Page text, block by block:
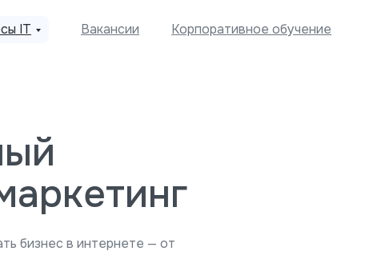
IT Корпоративное обучение
Вакансии
бизнес в интернете — от